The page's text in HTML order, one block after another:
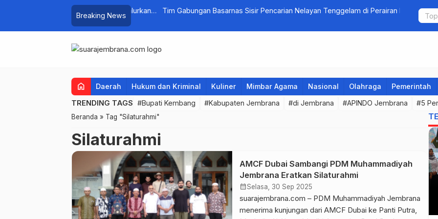
Breaking News
Tim Gabungan Basarnas Sisir Pencarian Nelayan Tenggelam di Perairan Pantai
Crosser
home Daerah Hukum dan Kriminal Kuliner Mimbar Agama Nasional Olahraga Pemerintah
TRENDING TAGS #Bupati Kembang #Kabupaten Jembrana #di Jembrana #APINDO Jembrana #5
Beranda » Tag "Silaturahmi"
Silaturahmi
AMCF Dubai Sambangi PDM Muhammadiyah
Jembrana Eratkan Silaturahmi
calendar_monthSelasa, 30 Sep 2025
suarajembrana.com – PDM Muhammadiyah Jembrana
menerima kunjungan dari AMCF Dubai ke Panti Putra,